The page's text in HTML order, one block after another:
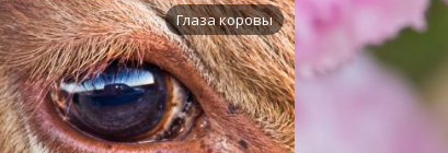
Глаза коровы